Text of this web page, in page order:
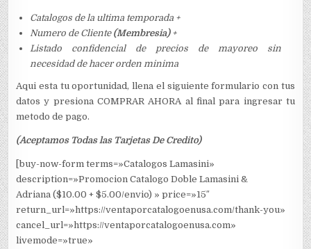
Catalogos de la ultima temporada +
Numero de Cliente (Membresia)+
Listado confidencial de precios de mayoreo sin
necesidad de hacer orden minima
Aqui esta tu oportunidad, llena el siguiente formulario con tus
datos y presiona COMPRAR AHORA al final para ingresar tu
metodo de pago.
(Aceptamos Todas las Tarjetas De Credito)
[buy-now-form terms=»Catalogos Lamasini»
description=»Promocion Catalogo Doble Lamasini &
Adriana ($10.00 + $5.00/envio) » price=»15″
return_url=»https://ventaporcatalogoenusa.com/thank-you»
cancel_url=»https://ventaporcatalogoenusa.com»
livemode=»true»